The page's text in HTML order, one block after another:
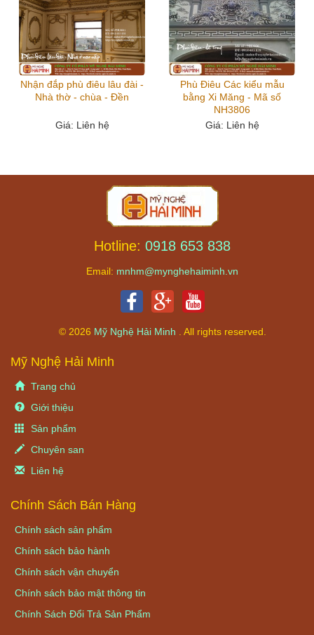
Nhận đắp phù điêu lâu đài -
Nhà thờ - chùa - Đền
Giá: Liên hệ
Phù Điêu Các kiểu mẫu
bằng Xi Măng - Mã số
NH3806
Giá: Liên hệ
Hotline: 0918 653 838
Email: mnhm@mynghehaiminh.vn
© 2026 Mỹ Nghệ Hải Minh . All rights reserved.
Mỹ Nghệ Hải Minh
Trang chủ
Giới thiệu
Sản phẩm
Chuyên san
Liên hệ
Chính Sách Bán Hàng
Chính sách sản phẩm
Chính sách bảo hành
Chính sách vận chuyển
Chính sách bảo mật thông tin
Chính Sách Đổi Trả Sản Phẩm